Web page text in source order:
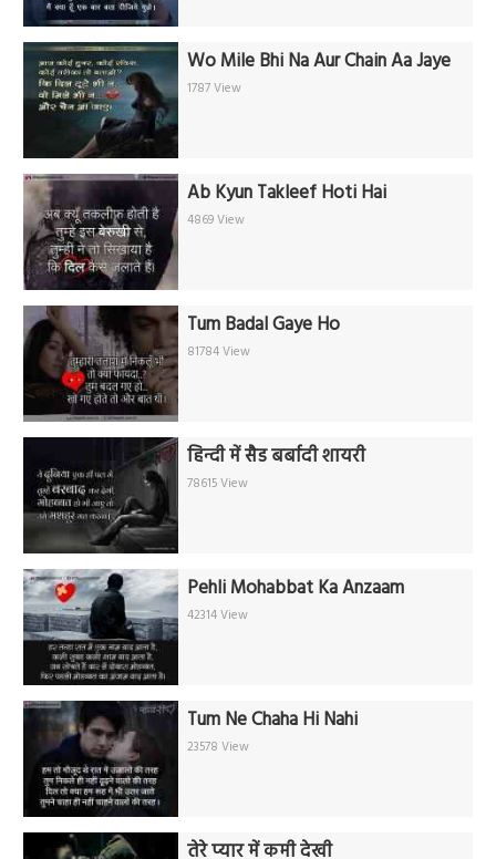
Wo Mile Bhi Na Aur Chain Aa Jaye
1787 View
Ab Kyun Takleef Hoti Hai
4869 View
Tum Badal Gaye Ho
81784 View
हिन्दी में सैड बर्बादी शायरी
78615 View
Pehli Mohabbat Ka Anzaam
42314 View
Tum Ne Chaha Hi Nahi
23578 View
तेरे प्यार में कमी देखी